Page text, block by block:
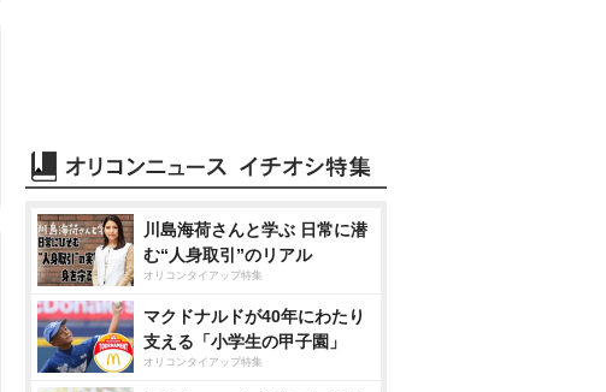
川島海荷さんと学ぶ 日常に潜
む“人身取引”のリアル
オリコンタイアップ特集
マクドナルドが40年にわたり
支える「小学生の甲子園」
オリコンタイアップ特集